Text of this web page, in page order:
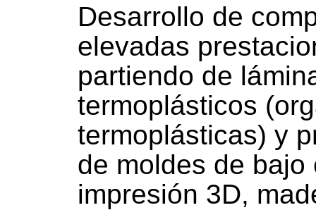
Desarrollo de
elevadas
partiendo de
termoplásticos
termoplásticas) y
de moldes de
impresión 3D,